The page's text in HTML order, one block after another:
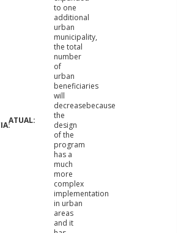
to one
additional
urban
municipality,
the total
number
of
urban
beneficiaries
will
decreasebecause
the
design
of the
program
has a
much
more
complex
implementation
in urban
areas
and it